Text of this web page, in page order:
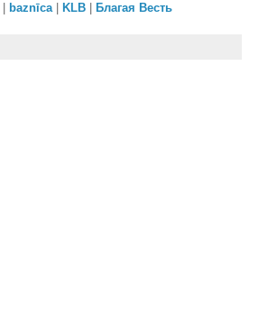
baznīca| KLB Благая Весть